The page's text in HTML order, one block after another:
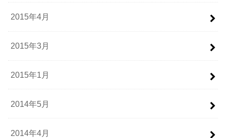
2015年4月
2015年3月
2015年1月
2014年5月
2014年4月